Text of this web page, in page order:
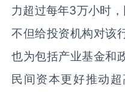
力超过每年3万小时
不但给投资机构对该
也为包括产业基金和
民间资本更好推动